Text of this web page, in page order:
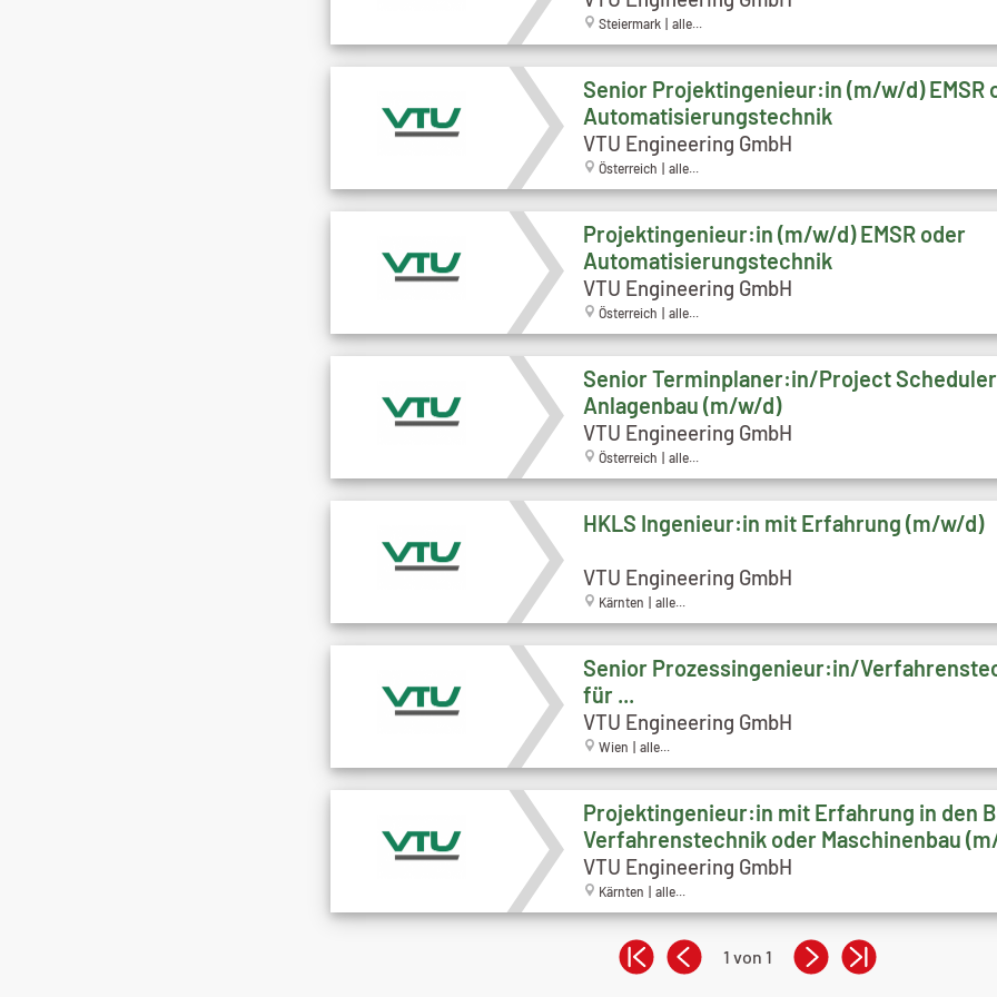
Steiermark | alle...
Senior Projektingenieur:in (m/w/d) EMSR
Automatisierungstechnik
VTU Engineering GmbH
Österreich | alle...
Projektingenieur:in (m/w/d) EMSR oder
Automatisierungstechnik
VTU Engineering GmbH
Österreich | alle...
Senior Terminplaner:in/Project Scheduler
Anlagenbau (m/w/d)
VTU Engineering GmbH
Österreich | alle...
HKLS Ingenieur:in mit Erfahrung (m/w/d)
VTU Engineering GmbH
Kärnten | alle...
Senior Prozessingenieur:in/
für ...
VTU Engineering GmbH
Wien | alle...
Projektingenieur:in mit Erfahrung in den
Verfahrenstechnik oder Maschinenbau
VTU Engineering GmbH
Kärnten | alle...
1 von 1